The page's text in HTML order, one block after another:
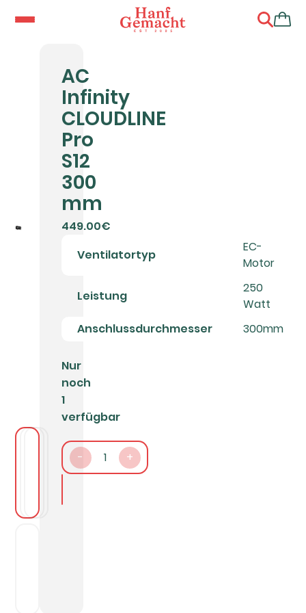
AC
Infinity
CLOUDLINE
Pro
S12
300
mm
449.00€
Ventilatortyp
EC-
Motor
Leistung
250
Watt
Anschlussdurchmesser
300mm
Nur
noch
1
verfügbar
- 1 +